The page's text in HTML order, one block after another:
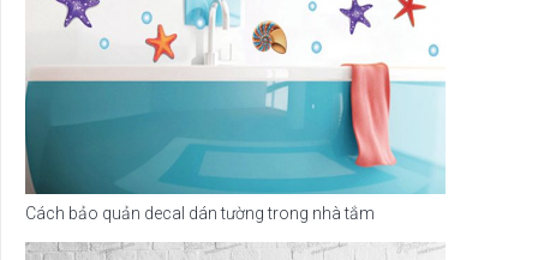
Cách bảo quản decal dán tường trong nhà tắm